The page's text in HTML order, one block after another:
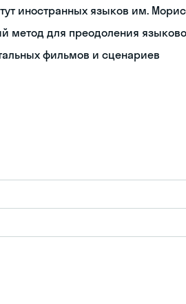
иностранных языков им.
метод для преодоления
фильмов и сценариев